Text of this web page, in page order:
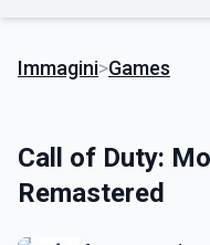
Immagini>Games
Call of Duty:
Remastered